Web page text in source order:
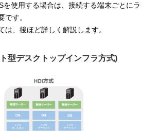
を使用する場合は、接続する端末ごとにラ
です。
は、後ほど詳しく解説します。
型デスクトップインフラ方式)